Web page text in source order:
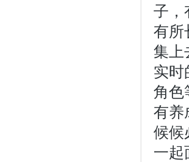
子，
有所
集上
实时
角色
有养
候候
一起